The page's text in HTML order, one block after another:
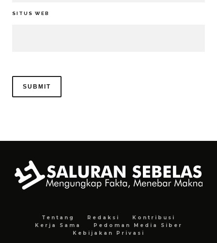
SITUS WEB
Tentang Redaksi
Kontribusi
Kerja Sama
Pedoman Media Siber
Kebijakan Privasi